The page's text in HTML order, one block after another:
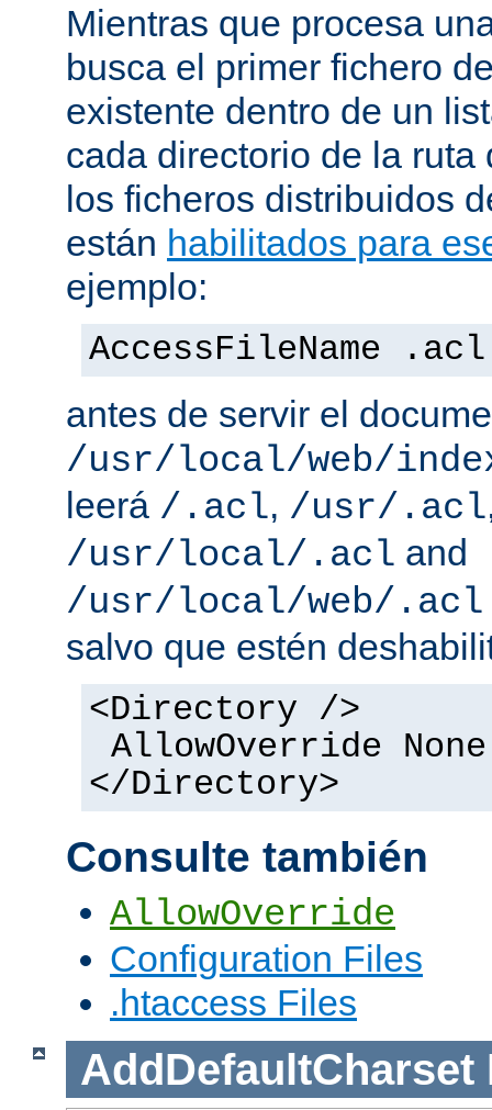
Mientras que procesa
busca el primer fichero
existente dentro de un
cada directorio de la ruta
los ficheros distribuidos
están habilitados para
ejemplo:
AccessFileName .acl
antes de servir el
/usr/local/web/
leerá /.acl, /usr/.acl
/usr/local/.acl and
/usr/local/web/.acl
salvo que estén
<Directory />
AllowOverride None
</Directory>
Consulte también
AllowOverride
Configuration Files
.htaccess Files
AddDefaultCharset